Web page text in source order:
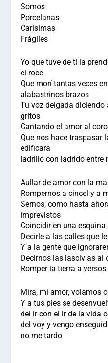
Somos
Porcelanas
Carísimas
Frágiles
Yo que tuve de ti la
el roce
Que morí tantas veces
alabastrinos brazos
Tu voz delgada diciendo
gritos
Cantando el amor al
Que nos hace traspasar
edificara
ladrillo con ladrido entre
Aullar de amor con la
Rompernos a cincel y a
Sernos, como hasta
imprevistos
Coincidir en una
Decirle a las calles que
Y a la gente que
Decirnos las lascivias al
Romper la tierra a
Mira, mi amor, volamos
Y a tus pies se
del ir con el ir de la vida
del voy y vengo
no me tardo